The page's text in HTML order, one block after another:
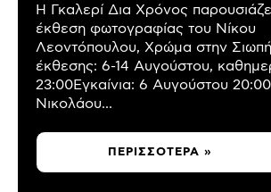
Η Γκαλερί Δια Χρόνος
έκθεση φωτογραφίας του Νίκου
Λεοντόπουλου, Χρώμα στην
έκθεσης: 6-14 Αυγούστου,
23:00Εγκαίνια: 6 Αυγούστου
Νικολάου...
ΠΕΡΙΣΣΌΤΕΡΑ »